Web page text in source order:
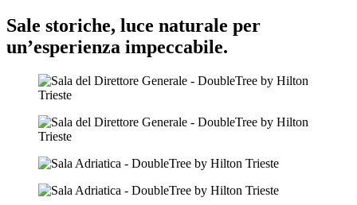
Sale storiche, luce naturale per
un’esperienza impeccabile.